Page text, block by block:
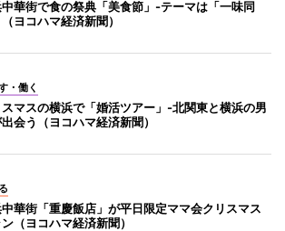
華街で食の祭典「美食節」-テーマは「一味同
ヨコハマ経済新聞）
・働く
スマスの横浜で「婚活ツアー」-北関東と横浜の男
会う（ヨコハマ経済新聞）
華街「重慶飯店」が平日限定ママ会クリスマス
（ヨコハマ経済新聞）